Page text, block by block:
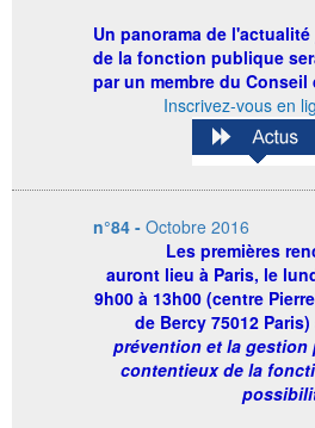
Un panorama de
de la fonction publique
par un membre du Conseil
Inscrivez-vous en
n°84 - Octobre 2016
Les premières
auront lieu à Paris, le
9h00 à 13h00 (centre
de Bercy 75012
prévention et la
contentieux de la